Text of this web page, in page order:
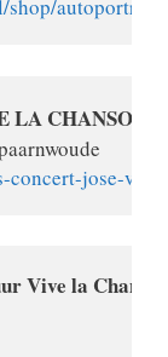
autoportrait
CHANSON!
jose-
Vive la